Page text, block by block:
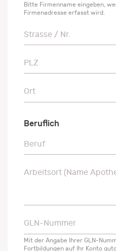
Bitte Firmenname eingeben,
Firmenadresse erfasst wird.
Strasse / Nr.
Strasse / Nr.
PLZ
PLZ
Ort
Ort
Beruflich
Beruf
Beruf
Arbeitsort (Name
Arbeitsort (Name
GLN-Nummer
GLN-Nummer
Mit der Angabe Ihrer GLN-
Fortbildungen auf Ihr Konto